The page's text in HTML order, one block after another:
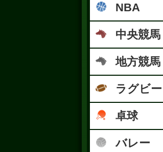
NBA
中央競馬
地方競馬
ラグビー
卓球
バレー